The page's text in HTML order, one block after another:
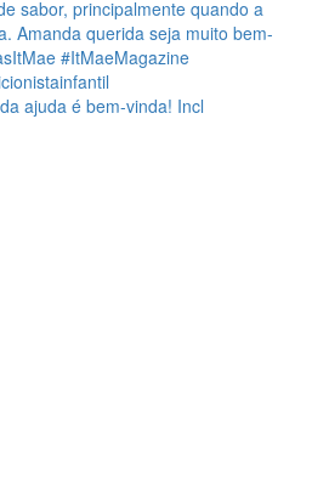
ajuda é bem-vinda! Incl